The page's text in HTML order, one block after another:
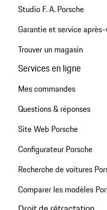
Studio F. A. Porsche
Garantie et service
Trouver un magasin
Services en ligne
Mes commandes
Questions & réponses
Site Web Porsche
Configurateur Porsche
Recherche de voitures
Comparer les modèles